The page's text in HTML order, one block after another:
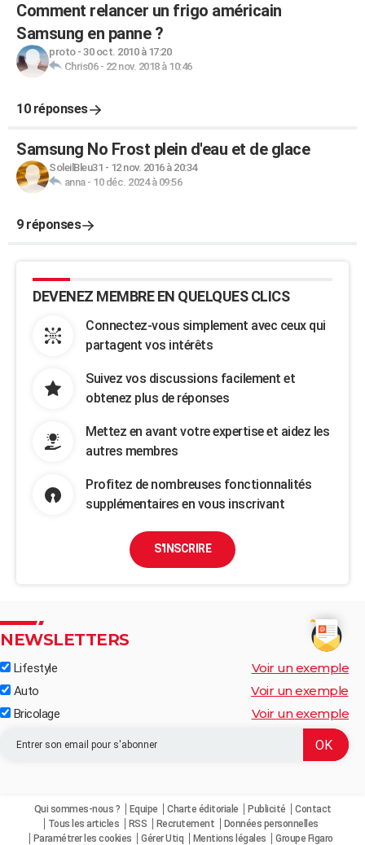
Comment relancer un frigo américain
Samsung en panne ?
proto- 30 oct. 2010 à 17:20
Chris06- 22 nov. 2018 à 10:46
10 réponses
Samsung No Frost plein d'eau et de glace
SoleilBleu31 - 12 nov. 2016 à 20:34
anna- 10 déc. 2024 à 09:56
9 réponses
DEVENEZ MEMBRE EN QUELQUES CLICS
Connectez-vous simplement avec ceux qui
partagent vos intérêts
Suivez vos discussions facilement et
obtenez plus de réponses
Mettez en avant votre expertise et aidez les
autres membres
Profitez de nombreuses fonctionnalités
supplémentaires en vous inscrivant
S'INSCRIRE
NEWSLETTERS
Lifestyle Voir un exemple
Auto Voir un exemple
Bricolage Voir un exemple
Qui sommes-nous ? Equipe Charte éditoriale Publicité
Contact
Tous les articles
RSS Recrutement
Données personnelles
Paramétrer les cookies
Gérer Utiq Mentions légales Groupe Figaro